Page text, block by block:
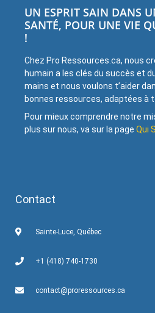
UN ESPRIT SAIN DANS
SANTÉ, POUR UNE VIE
!
Chez Pro Ressources.ca, nous
humain a les clés du succès et
mains et nous voulons t’aider
bonnes ressources, adaptées à
Pour mieux comprendre notre
plus sur nous, va sur la page Qui
Contact
Sainte-Luce, Québec
+1 (418) 740-1730
contact@proressources.ca